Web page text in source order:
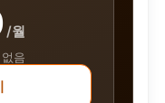
/월
음